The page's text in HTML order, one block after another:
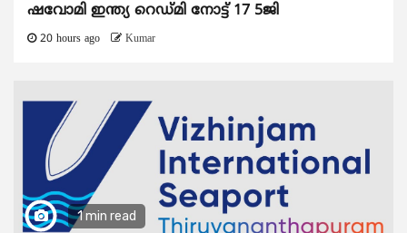
ഷവോമി ഇന്ത്യ റെഡ്മി നോട്ട് 17 5ജി
20 hours ago Kumar
1 min read